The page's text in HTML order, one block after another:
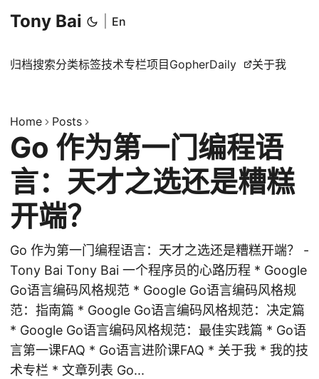
Tony Bai En
归档搜索分类标签技术专栏项目 GopherDaily 关于我
Home Posts
Go 作为第一门编程语
言：天才之选还是糟糕
开端？
Go 作为第一门编程语言：天才之选还是糟糕开端？ -
Tony Bai Tony Bai 一个程序员的心路历程 * Google
Go语言编码风格规范 * Google Go语言编码风格规
范：指南篇 * Google Go语言编码风格规范：决定篇
* Google Go语言编码风格规范：最佳实践篇 * Go语
言第一课FAQ * Go语言进阶课FAQ * 关于我 * 我的技
术专栏 * 文章列表 Go...